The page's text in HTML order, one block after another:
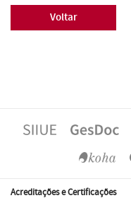
Voltar
Acreditações e Certificações